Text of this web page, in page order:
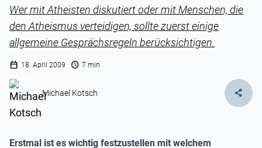
Wer mit Atheisten diskutiert oder mit Menschen, die
den Atheismus verteidigen, sollte zuerst einige
allgemeine Gesprächsregeln berücksichtigen.
calendar_today 18. April 2009 schedule 7 min
Michael Kotsch share
Erstmal ist es wichtig festzustellen mit welchem